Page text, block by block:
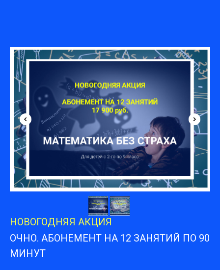
НОВОГОДНЯЯ АКЦИЯ
ОЧНО. АБОНЕМЕНТ НА 12 ЗАНЯТИЙ ПО 90
МИНУТ